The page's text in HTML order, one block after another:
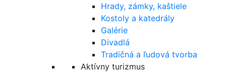
Hrady, zámky, kaštiele
Kostoly a katedrály
Galérie
Divadlá
Tradičná a ľudová tvorba
Aktívny turizmus